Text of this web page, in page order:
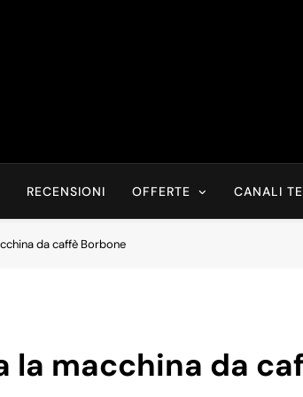
Risparmia
RECENSIONI OFFERTE CANALI
da caffè Borbone
la macchina da